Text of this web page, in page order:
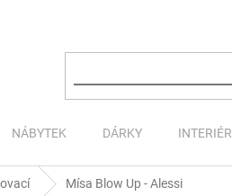
NÁBYTEK DÁRKY INTERIÉR
Mísa Blow Up - Alessi